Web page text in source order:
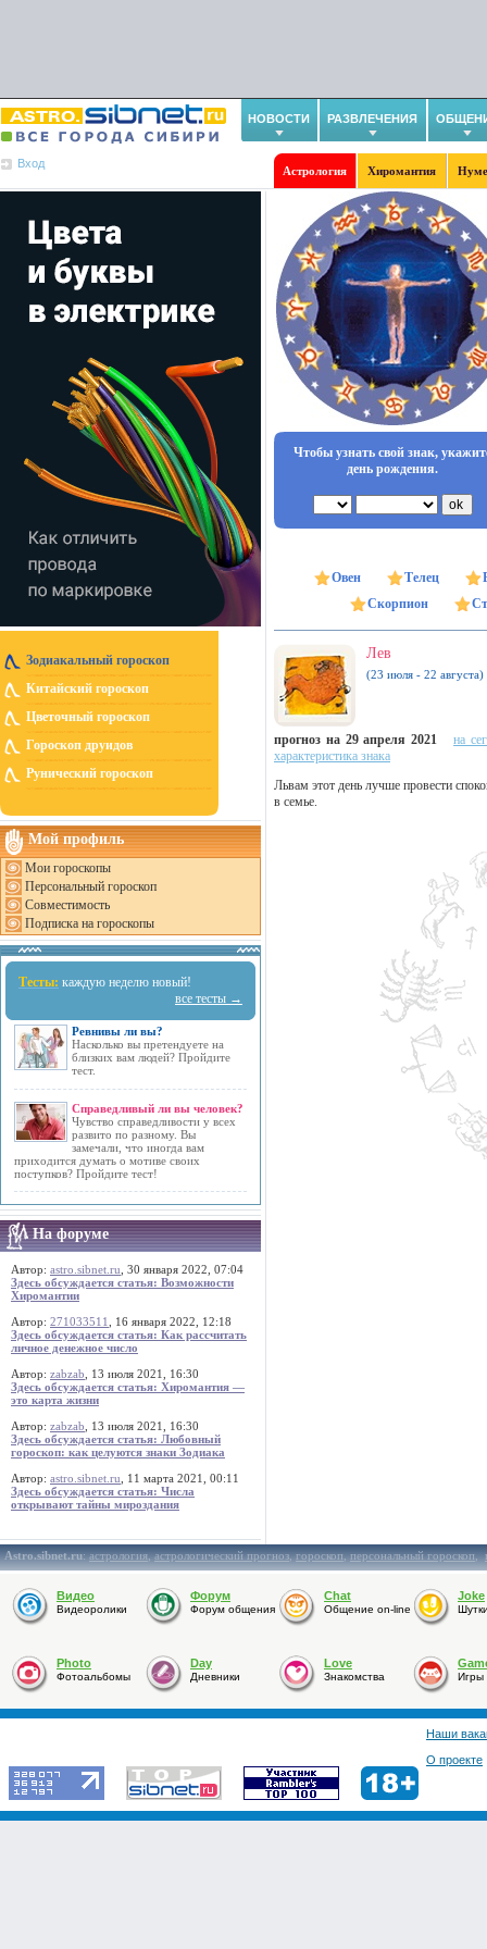
НОВОСТИ РАЗВЛЕЧЕНИЯ
Вход
Астрология Хиромантия
Зодиакальный гороскоп
Китайский гороскоп
Цветочный гороскоп
Гороскоп друидов
Рунический гороскоп
Мой профиль
Мои гороскопы
Персональный гороскоп
Совместимость
Подписка на гороскопы
Тесты: каждую неделю новый!
все тесты →
Ревнивы ли вы?
Насколько вы претендуете на
близких вам людей? Пройдите
тест.
Справедливый ли вы человек?
Чувство справедливости у всех
развито по разному. Вы
замечали, что иногда вам
приходится думать о мотиве своих
поступков? Пройдите тест!
На форуме
Автор: astro.sibnet.ru , 30 января 2022, 07:04
Здесь обсуждается статья: Возможности
Хиромантии
Автор: 271033511
, 16 января 2022, 12:18
Здесь обсуждается статья: Как рассчитать
личное денежное число
Автор: zabzab , 13 июля 2021, 16:30
Здесь обсуждается статья: Хиромантия —
это карта жизни
Автор: zabzab , 13 июля 2021, 16:30
Здесь обсуждается статья: Любовный
гороскоп: как целуются знаки Зодиака
Автор: astro.sibnet.ru , 11 марта 2021, 00:11
Здесь обсуждается статья: Числа
открывают тайны мироздания
Чтобы узнать свой знак,
день рождения.
Овен Телец
Скорпион
Лев
(23 июля - 22 августа)
прогноз на 29 апреля 2021
на
характеристика знака
Львам этот день лучше провести
в семье.
Astro.sibnet.ru:астрология,астрологический прогноз,гороскоп,персональный гороскоп,
Видео
Видеоролики
Форум
Форум общения
Chat
Общение on-line
Joke
Photo
Фотоальбомы
Day
Дневники
Love
Знакомства Игры
Наши
О проекте